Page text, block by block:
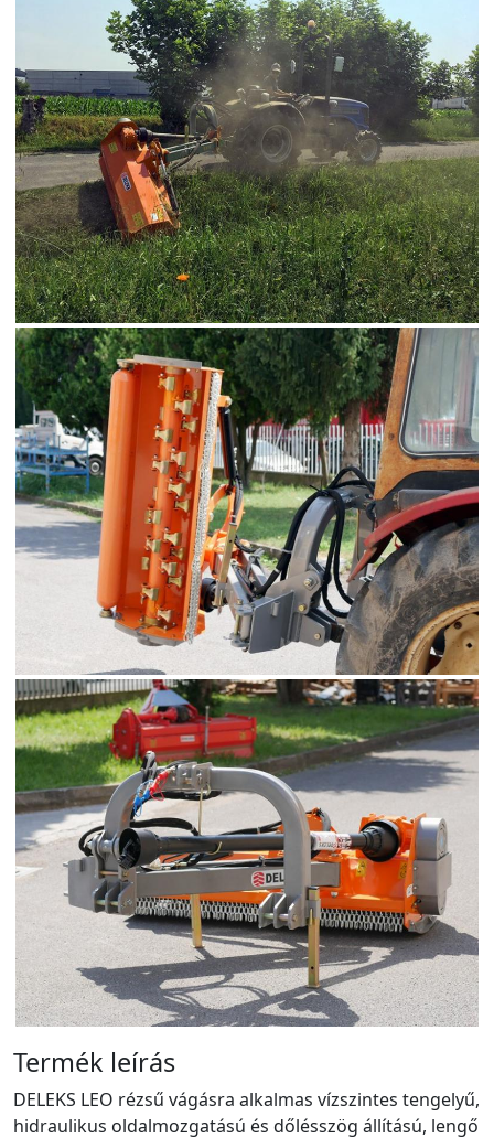
Termék leírás
DELEKS LEO rézsű vágásra alkalmas vízszintes tengelyű,
hidraulikus oldalmozgatású és dőlésszög állítású, lengő